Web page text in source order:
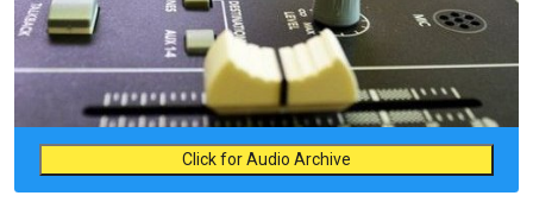
Click for Audio Archive